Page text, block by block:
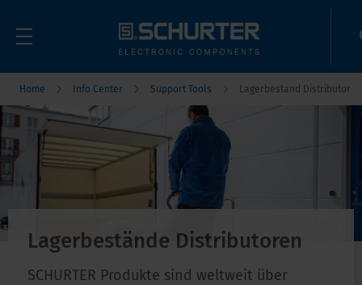
Home Info Center Support Tools Lagerbestand Distributor
Lagerbestände Distributoren
SCHURTER Produkte sind weltweit über